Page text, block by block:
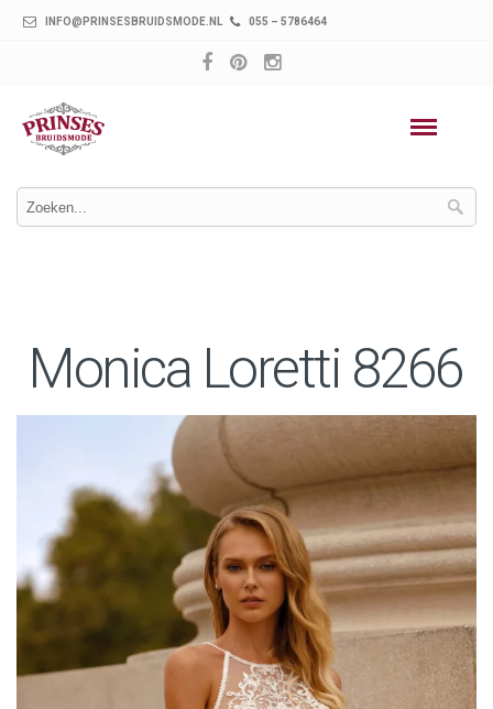
INFO@PRINSESBRUIDSMODE.NL 055 – 5786464
Monica Loretti 8266